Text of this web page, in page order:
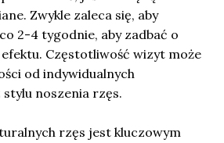
Zwykle zaleca się, aby
2-4 tygodnie, aby zadbać o
Częstotliwość wizyt może
od indywidualnych
noszenia rzęs.
rzęs jest kluczowym